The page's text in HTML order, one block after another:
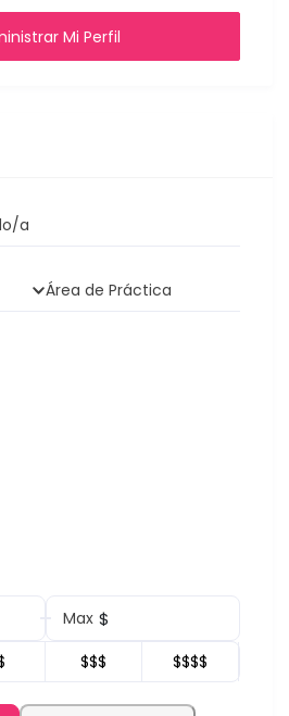
Mi Perfil
a
Área de Práctica
Max $
$$$ $$$$